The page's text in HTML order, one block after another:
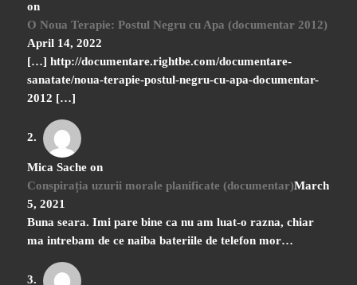
on
O Noua Terapie: Postul Negru cu Apa (documentar 2012)
April 14, 2022
[…] http://documentare.rightbe.com/documentare-
sanatate/noua-terapie-postul-negru-cu-apa-documentar-
2012 […]
Mica Sache on
Conspirația uzurii morale planificate (documentar)March
5, 2021
Buna seara. Imi pare bine ca nu am luat-o razna, chiar
ma intrebam de ce naiba bateriile de telefon mor…